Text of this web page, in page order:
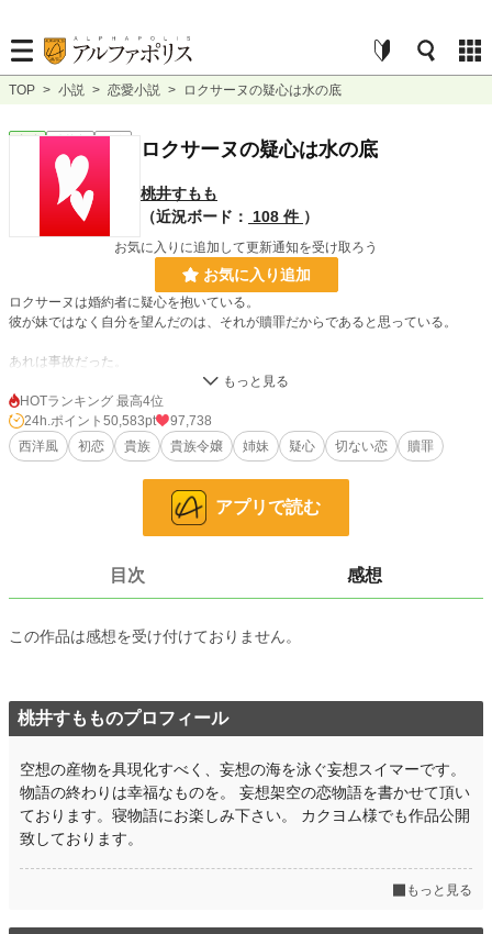
TOP > 小説 > 恋愛小説 > ロクサーヌの疑心は水の底
連載中 短編 ロクサーヌの疑心は水の底
桃井すもも
（近況ボード：
108 件 ）
お気に入りに追加して更新通知を受け取ろう
お気に入り追加
ロクサーヌは婚約者に疑心を抱いている。
彼が妹ではなく自分を望んだのは、それが贖罪だからであると思っている。
あれは事故だった。
それなのに、彼は責任を感じてロクサーヌを引き受けてくれた。
ロクサーヌは、拭いきれない疑心を心の奥底に沈めている。そうまでしても、彼
に惹かれていた。
十六歳のロクサーヌと十四歳のベティーナは、仲のよい姉妹である。
ラドラー侯爵家のパトリックと、バーランド伯爵家のルーファスとは、互いに婚
初夏のある日、四人で湖水を遊覧していた時に事故が起こった。
❇こちらの作品は、カクヨム様でも公開致しております。
❇誤字脱字によるお目汚しがございましたら申し訳ございません。公開後に度々
修正が入ります。間を置いてお楽しみ下さいませ。
❇登場人物のお名前が他作品とダダ被りする場合がございます。皆様別人でござ
HOTランキング 最高4位
24h.ポイント 50,583pt
97,738
西洋風
初恋 貴族 貴族令嬢 姉妹 疑心 切ない恋 贖罪
アプリで読む
目次 感想
この作品は感想を受け付けておりません。
桃井すもものプロフィール
空想の産物を具現化すべく、妄想の海を泳ぐ妄想スイマーです。
物語の終わりは幸福なものを。 妄想架空の恋物語を書かせて頂い
ております。寝物語にお楽しみ下さい。 カクヨム様でも作品公開
致しております。
もっと見る